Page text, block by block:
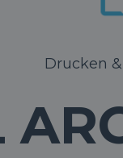
Drucken